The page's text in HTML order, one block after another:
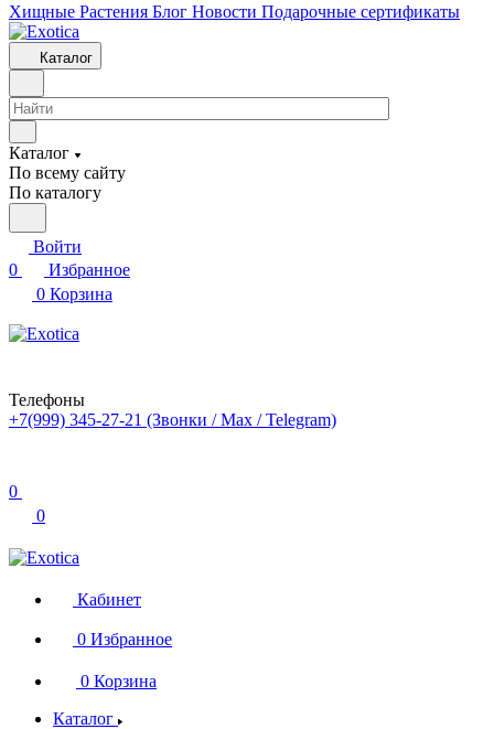
Хищные Растения Блог Новости Подарочные сертификаты
Каталог
Каталог
По всему сайту
По каталогу
Войти
0
Избранное
0 Корзина
Телефоны
+7(999) 345-27-21 (Звонки / Max / Telegram)
0
0
Кабинет
0 Избранное
0 Корзина
Каталог